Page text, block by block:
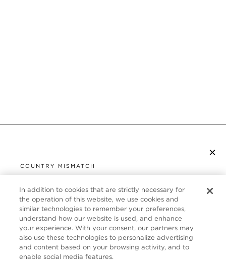
×
COUNTRY MISMATCH
UNITED STATES
It looks like you are visiting us from United States,
but you are currently browsing our France store.
Would you like to be redirected to your local site?
SERVICE CLIENT
À PROPOS
FOLLOW US
In addition to cookies that are strictly necessary for
the operation of this website, we use cookies and
similar technologies to remember your preferences,
understand how our website is used, and enhance
your experience. With your consent, our partners may
also use these technologies to personalize advertising
and content based on your browsing activity, and to
enable social media features.